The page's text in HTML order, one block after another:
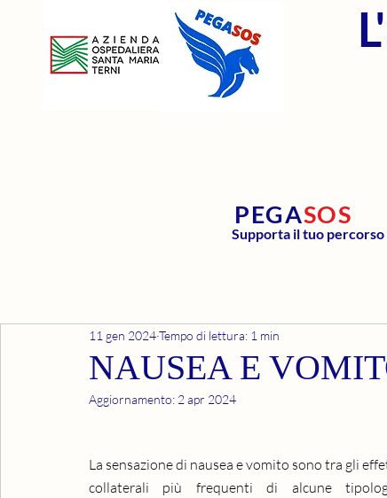
PEGASOS
Supporta il tuo percorso
NAUSEA E
11 gen 2024Tempo di lettura: 1 min
Aggiornamento: 2 apr 2024
La sensazione di nausea e vomito sono tra gli
collaterali più frequenti di alcune